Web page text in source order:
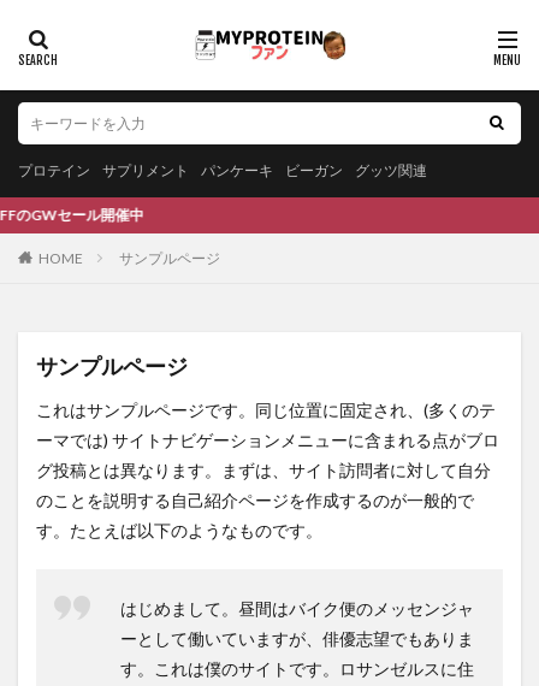
プロテイン サプリメント パンケーキ ビーガン グッツ関連
セール開催中
HOME サンプルページ
サンプルページ
これはサンプルページです。同じ位置に固定され、(多くのテ
ーマでは) サイトナビゲーションメニューに含まれる点がブロ
グ投稿とは異なります。まずは、サイト訪問者に対して自分
のことを説明する自己紹介ページを作成するのが一般的で
す。たとえば以下のようなものです。
はじめまして。昼間はバイク便のメッセンジャ
ーとして働いていますが、俳優志望でもありま
す。これは僕のサイトです。ロサンゼルスに住